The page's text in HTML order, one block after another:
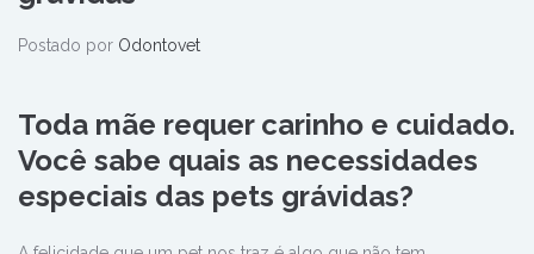
Postado por Odontovet
Toda mãe requer carinho e cuidado.
Você sabe quais as necessidades
especiais das pets grávidas?